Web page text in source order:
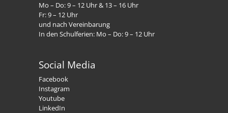
Mo – Do: 9 – 12 Uhr & 13 – 16 Uhr
Fr: 9 – 12 Uhr
und nach Vereinbarung
In den Schulferien: Mo – Do: 9 – 12 Uhr
Social Media
Facebook
Instagram
Youtube
LinkedIn